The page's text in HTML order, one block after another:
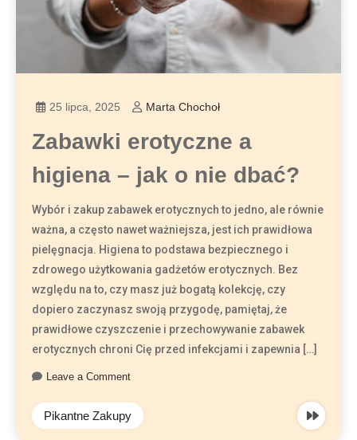
25 lipca, 2025 Marta Chochoł
Zabawki erotyczne a
higiena – jak o nie dbać?
Wybór i zakup zabawek erotycznych to jedno, ale równie
ważna, a często nawet ważniejsza, jest ich prawidłowa
pielęgnacja. Higiena to podstawa bezpiecznego i
zdrowego użytkowania gadżetów erotycznych. Bez
względu na to, czy masz już bogatą kolekcję, czy
dopiero zaczynasz swoją przygodę, pamiętaj, że
prawidłowe czyszczenie i przechowywanie zabawek
erotycznych chroni Cię przed infekcjami i zapewnia […]
Leave a Comment
Pikantne Zakupy